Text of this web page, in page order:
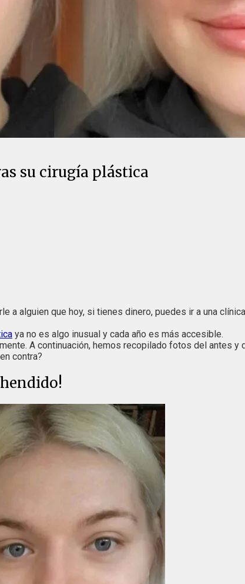
su cirugía plástica
a alguien que hoy, si tienes dinero, puedes ir a una
ya no es algo inusual y cada año es más accesible.
A continuación, hemos recopilado fotos del antes
contra?